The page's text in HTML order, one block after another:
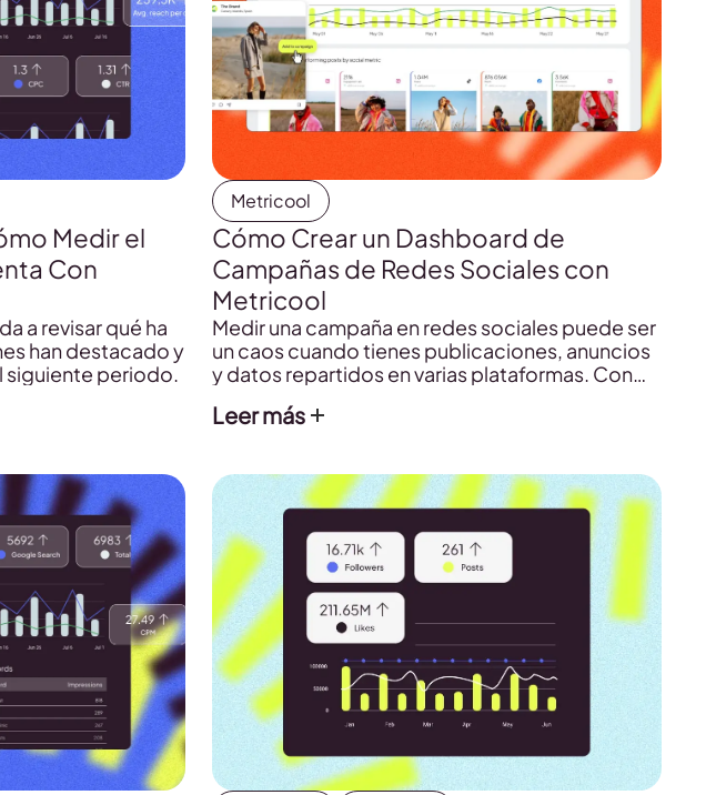
Medir el
Con
a revisar qué ha
han destacado y
siguiente periodo.
Metricool
Cómo Crear un Dashboard de
Campañas de Redes Sociales con
Metricool
Medir una campaña en redes sociales puede ser
un caos cuando tienes publicaciones, anuncios
y datos repartidos en varias plataformas. Con
reúnes el contenido de una acción concreta,
Leer más